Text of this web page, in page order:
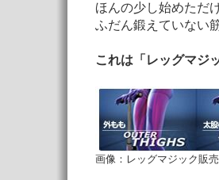
ほんの少し始めただ
ふだん鍛えていない
これは「レッグマジ
画像：レッグマジック販